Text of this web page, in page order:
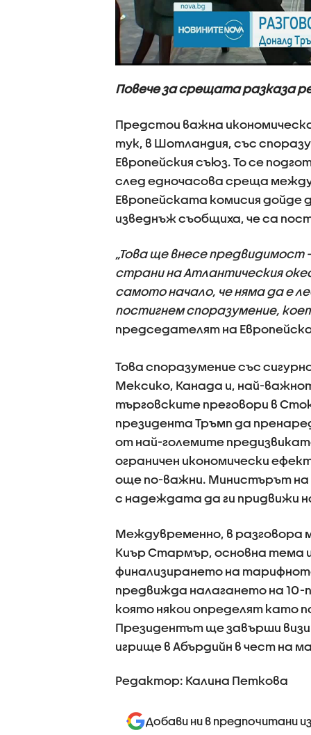
Повече за срещата разказа
Предстои важна
тук, в Шотландия, със
Европейския съюз. То се
след едночасова среща
Европейската комисия дойде
изведнъж съобщиха, че са
„Това ще внесе
страни на Атлантическия
самото начало, че няма да е
постигнем споразумение,
председателят на
Това споразумение със
Мексико, Канада и, най-
търговските преговори в
президента Тръмп да
от най-големите
ограничен икономически
още по-важни. Министърът на
с надеждата да ги придвижи
Междувременно, в разговора
Киър Стармър, основна тема
финализирането на
предвижда налагането на 10-
която някои определят като
Президентът ще завърши
игрище в Абърдийн в чест на
Редактор: Калина Петкова
Добави ни в предпочитани